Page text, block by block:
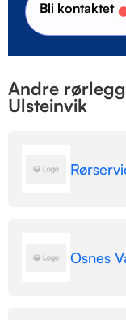
Bli kontaktet
Andre
Ulsteinvik
Osnes